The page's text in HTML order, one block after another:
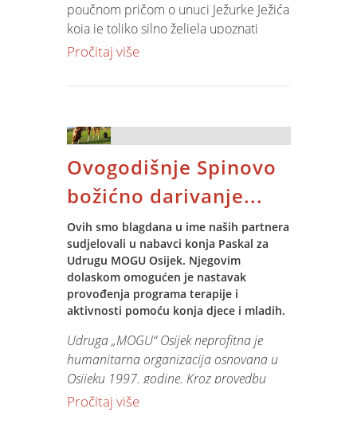
poučnom pričom o unuci Ježurke Ježića
koja je toliko silno željela upoznati
Djeda Božićnjaka da je zbog susreta s
Spinovca. Poklona, radosti, pjesme i
igre nije nedostajalo!
Ho ho ho do slijedećeg susreta!
Pročitaj više
Ovogodišnje Spinovo
božićno darivanje...
Ovih smo blagdana u ime naših partnera
sudjelovali u nabavci konja Paskal za
Udrugu MOGU Osijek. Njegovim
dolaskom omogućen je nastavak
provođenja programa terapije i
aktivnosti pomoću konja djece i mladih.
Udruga „MOGU“ Osijek neprofitna je
humanitarna organizacija osnovana u
Osijeku 1997. godine. Kroz provedbu
programa terapija i aktivnosti pomoću
Pročitaj više